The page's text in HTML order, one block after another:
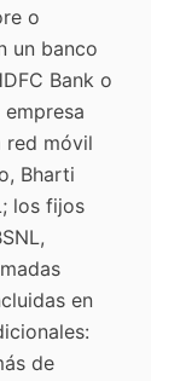
o
un banco
Bank o
red móvil
Bharti
los fijos
en
de